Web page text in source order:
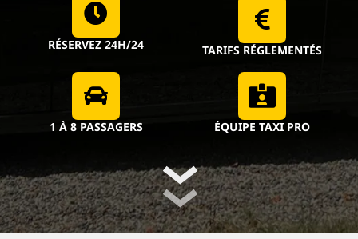
RÉSERVEZ 24H/24 TARIFS RÉGLEMENTÉS
1 À 8 PASSAGERS ÉQUIPE TAXI PRO